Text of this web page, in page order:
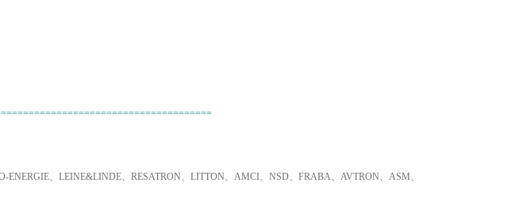
、LEINE&LINDE、RESATRON、LITTON、AMCI、NSD、FRABA、AVTRON、ASM、